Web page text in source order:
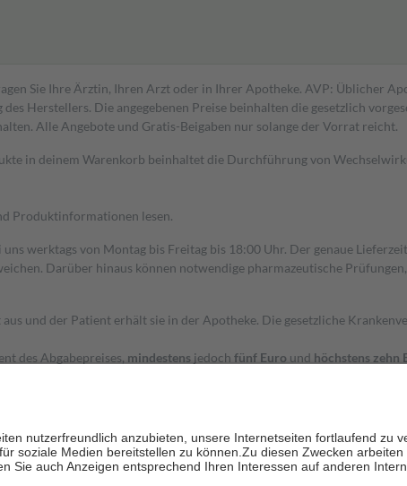
Sie Ihre Ärztin, Ihren Arzt oder in Ihrer Apotheke. AVP: Üblicher
Herstellers. Die angegebenen Preise beinhalten die gesetzlich
Alle Angebote und Gratis-Beigaben nur solange der Vorrat reicht.
in deinem Warenkorb beinhaltet die Durchführung von
Produktinformationen lesen.
werktags von Montag bis Freitag bis 18:00 Uhr. Der genaue
Darüber hinaus können notwendige pharmazeutische
und der Patient erhält sie in der Apotheke. Die gesetzliche
des Abgabepreises, mindestens jedoch fünf Euro und höchstens zehn
und die besondere Stellung der Familie zu unterstützen, fallen
der Fahrkosten
getragen werden